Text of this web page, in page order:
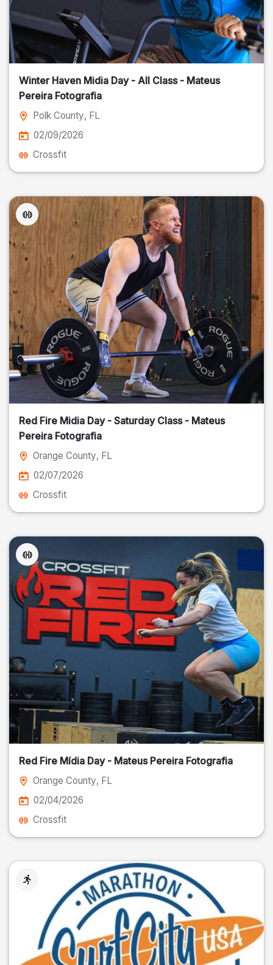
Winter Haven Midia Day - All Class - Mateus
Pereira Fotografia
Polk County, FL
02/09/2026
Crossfit
Red Fire Midia Day - Saturday Class - Mateus
Pereira Fotografia
Orange County, FL
02/07/2026
Crossfit
Red Fire Mídia Day - Mateus Pereira Fotografia
Orange County, FL
02/04/2026
Crossfit